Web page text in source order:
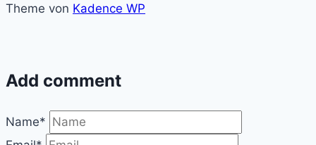
Theme von Kadence WP
Add comment
Name*